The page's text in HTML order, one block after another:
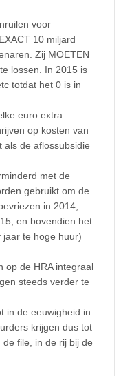
voor
10 miljard
Zij MOETEN
lossen. In 2015 is
totdat het 0 is in
euro extra
op kosten van
als de aflossubsidie
met de
gebruikt om de
in 2014,
en bovendien het
te hoge huur)
op de HRA integraal
steeds verder te
in de eeuwigheid in
krijgen dus tot
file, in de rij bij de